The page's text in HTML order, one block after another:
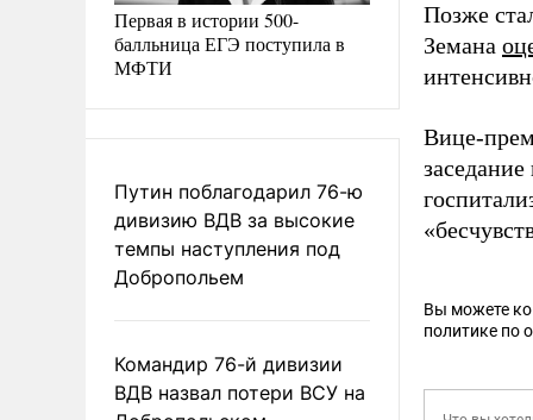
Первая в истории 500-
балльница ЕГЭ поступила в
МФТИ
Путин поблагодарил 76-ю
дивизию ВДВ за высокие
темпы наступления под
Добропольем
Командир 76-й дивизии
ВДВ назвал потери ВСУ на
Позже
Земана
Вице-
Вы можете
политике по